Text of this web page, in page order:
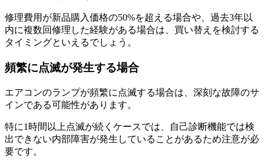
修理費用が新品購入価格の50%を超える場合や、過去3年以
内に複数回修理した経験がある場合は、買い替えを検討する
タイミングといえるでしょう。
頻繁に点滅が発生する場合
エアコンのランプが頻繁に点滅する場合は、深刻な故障のサ
インである可能性があります。
特に1時間以上点滅が続くケースでは、自己診断機能では検
出できない内部障害が発生していることがあるため注意が必
要です。